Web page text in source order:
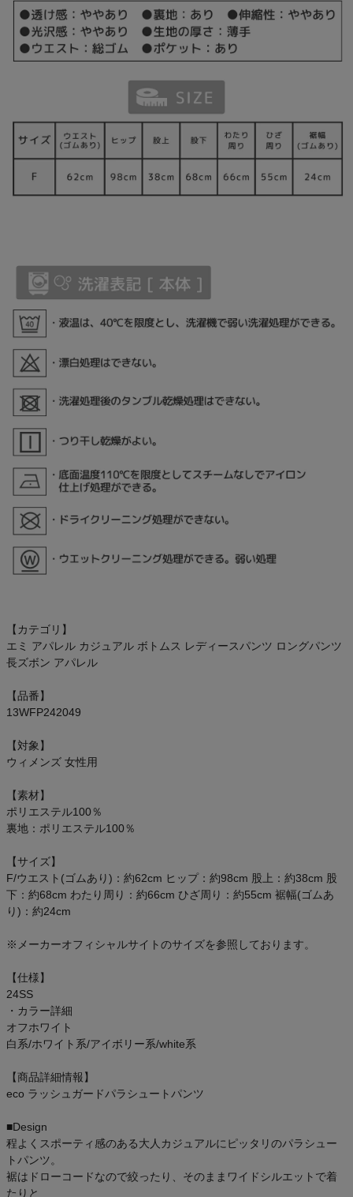
【カテゴリ】
エミ アパレル カジュアル ボトムス レディースパンツ ロングパンツ
長ズボン アパレル
【品番】
13WFP242049
【対象】
ウィメンズ 女性用
【素材】
ポリエステル100％
裏地：ポリエステル100％
【サイズ】
F/ウエスト(ゴムあり)：約62cm ヒップ：約98cm 股上：約38cm 股
下：約68cm わたり周り：約66cm ひざ周り：約55cm 裾幅(ゴムあ
り)：約24cm
※メーカーオフィシャルサイトのサイズを参照しております。
【仕様】
24SS
・カラー詳細
オフホワイト
白系/ホワイト系/アイボリー系/white系
【商品詳細情報】
eco ラッシュガードパラシュートパンツ
■Design
程よくスポーティ感のある大人カジュアルにピッタリのパラシュー
トパンツ。
裾はドローコードなので絞ったり、そのままワイドシルエットで着
たりと